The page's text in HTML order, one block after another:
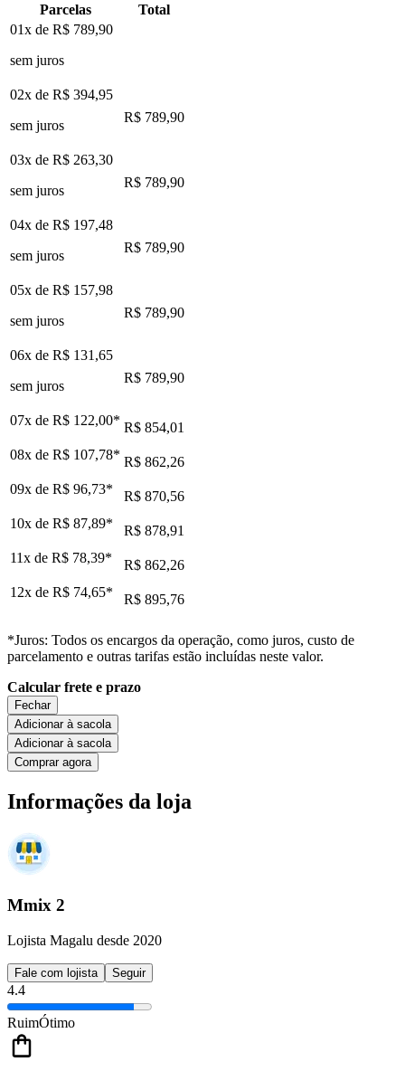
Parcelas
Total
01x de R$ 789,90
sem juros
02x de R$ 394,95
sem juros
R$ 789,90
03x de R$ 263,30
sem juros
R$ 789,90
04x de R$ 197,48
sem juros
R$ 789,90
05x de R$ 157,98
sem juros
R$ 789,90
06x de R$ 131,65
sem juros
R$ 789,90
07x de R$ 122,00* R$ 854,01
08x de R$ 107,78* R$ 862,26
09x de R$ 96,73*
R$ 870,56
10x de R$ 87,89*
R$ 878,91
11x de R$ 78,39*
R$ 862,26
12x de R$ 74,65* R$ 895,76
*Juros: Todos os encargos da operação, como juros, custo de
parcelamento e outras tarifas estão incluídas neste valor.
Calcular frete e prazo
Fechar
Adicionar à sacola
Adicionar à sacola
Comprar agora
Informações da loja
Mmix 2
Lojista Magalu desde 2020
Fale com lojista Seguir
4.4
RuimÓtimo